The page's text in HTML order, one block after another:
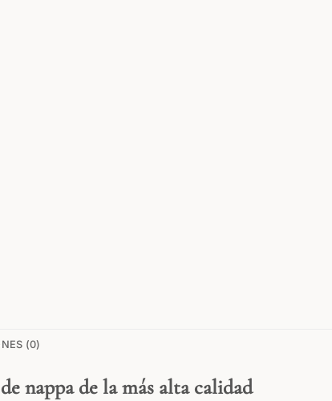
(0)
nappa de la más alta calidad